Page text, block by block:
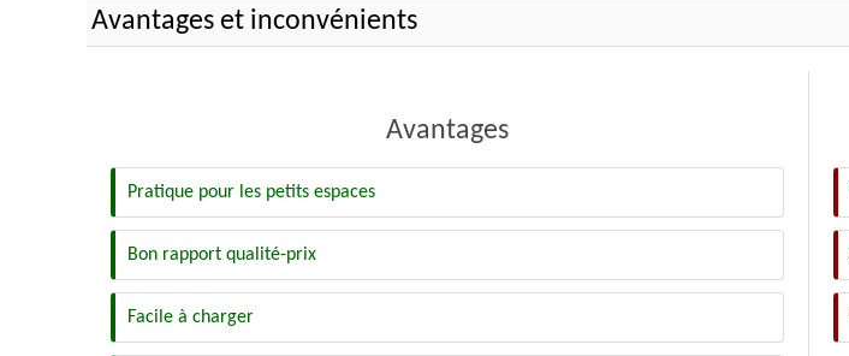
Avantages et inconvénients
Avantages
Pratique pour les petits espaces
Bon rapport qualité-prix
Facile à charger